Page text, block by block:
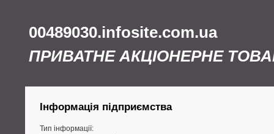
00489030.infosite.com.ua
ПРИВАТНЕ АКЦІОНЕРНЕ
Інформація підприємства
Тип інформації: